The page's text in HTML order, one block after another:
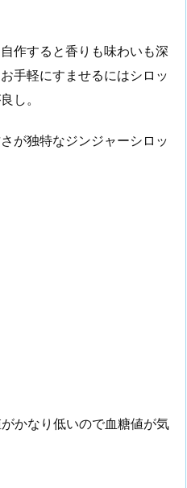
作すると香りも味わいも深
手軽にすませるにはシロッ
し。
が独特なジンジャーシロッ
かなり低いので血糖値が気